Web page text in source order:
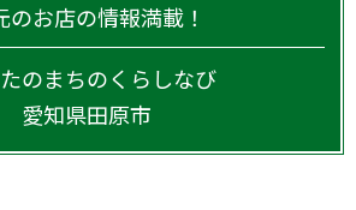
のお店の情報満載！
のまちのくらしなび
愛知県田原市